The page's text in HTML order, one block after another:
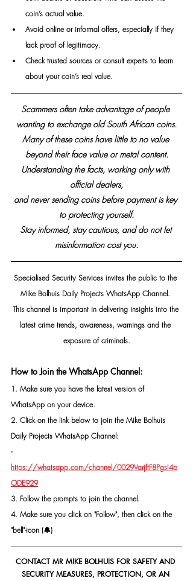
coin’s actual value.
Avoid online or informal offers, especially if they
lack proof of legitimacy.
Check trusted sources or consult experts to learn
about your coin’s real value.
Scammers often take advantage of people
wanting to exchange old South African coins.
Many of these coins have little to no value
beyond their face value or metal content.
Understanding the facts, working only with
official dealers,
and never sending coins before payment is key
to protecting yourself.
Stay informed, stay cautious, and do not let
misinformation cost you.
Specialised Security Services invites the public to the
Mike Bolhuis Daily Projects WhatsApp Channel.
This channel is important in delivering insights into the
latest crime trends, awareness, warnings and the
exposure of criminals.
How to Join the WhatsApp Channel:
1. Make sure you have the latest version of
WhatsApp on your device.
2. Click on the link below to join the Mike Bolhuis
Daily Projects WhatsApp Channel:
-
https://whatsapp.com/channel/0029VarjftF8PgsI4p
ODE929
3. Follow the prompts to join the channel.
4. Make sure you click on "Follow", then click on the
"bell"-icon (🔔)
CONTACT MR MIKE BOLHUIS FOR SAFETY AND
SECURITY MEASURES, PROTECTION, OR AN